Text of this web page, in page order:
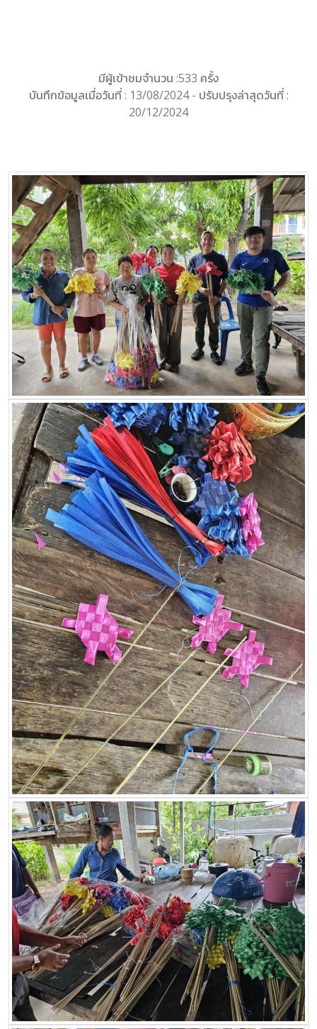
มีผู้เข้าชมจำนวน :533 ครั้ง
บันทึกข้อมูลเมื่อวันที่ : 13/08/2024 - ปรับปรุงล่าสุดวันที่ :
20/12/2024